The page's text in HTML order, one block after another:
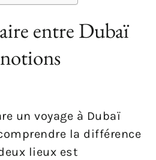
entre Dubaï
un voyage à Dubaï
la différence
lieux est